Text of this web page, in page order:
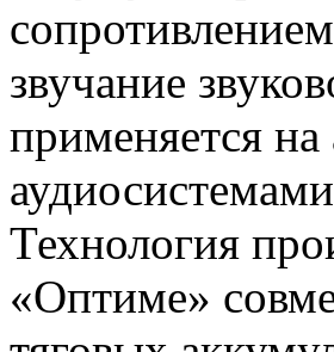
звучание
применяется
Технология
«Оптиме»